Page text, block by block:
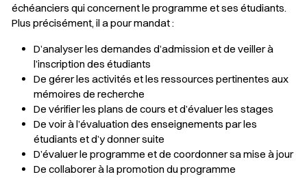
échéanciers qui concernent le programme et ses étudiants.
Plus précisément, il a pour mandat :
D’analyser les demandes d’admission et de veiller à
l’inscription des étudiants
De gérer les activités et les ressources pertinentes aux
mémoires de recherche
De vérifier les plans de cours et d’évaluer les stages
De voir à l’évaluation des enseignements par les
étudiants et d’y donner suite
D’évaluer le programme et de coordonner sa mise à jour
De collaborer à la promotion du programme